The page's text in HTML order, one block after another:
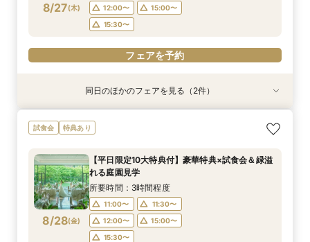
フェアを予約
フェアを予約
8/27(木)
12:00〜
15:00〜
15:30〜
フェアを予約
衣装試着 特典あり
8/27(木)
【少人数プラン相談会】専用の貸切別邸OPEN&
贅沢無料試食
11:00〜
12:00〜
15:00〜
15:30〜
フェアを予約
特典あり
8/27(木)
マイナビ限定★当館人気NO,1◆豪華国産「しあ
わせ絆牛」絶品試食付◆
11:00〜
12:00〜
15:00〜
15:30〜
フェアを予約
同日のほかのフェアを見る（2件）
試食会 特典あり
8/28(金)
【平日限定10大特典付】豪華特典×試食会＆緑溢
れる庭園見学
所要時間：3時間程度
11:00〜
11:30〜
12:00〜
15:00〜
15:30〜